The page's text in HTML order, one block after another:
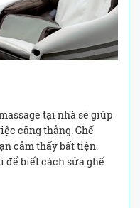
tại nhà sẽ giúp
căng thẳng. Ghế
cảm thấy bất tiện.
để biết cách sửa ghế